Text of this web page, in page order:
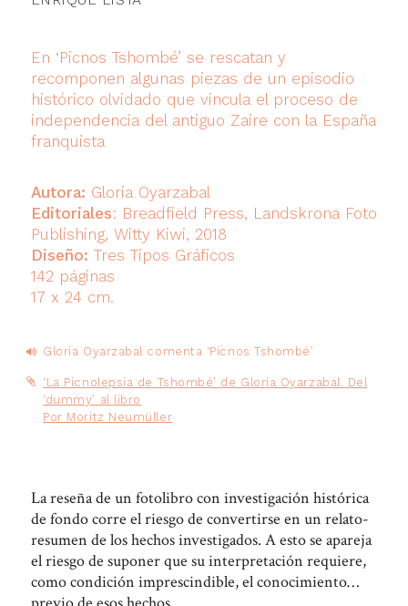
En ‘Picnos Tshombé’ se rescatan y
recomponen algunas piezas de un episodio
histórico olvidado que vincula el proceso de
independencia del antiguo Zaire con la España
franquista
Autora: Gloria Oyarzabal
Editoriales: Breadfield Press, Landskrona Foto
Publishing, Witty Kiwi, 2018
Diseño: Tres Tipos Gráficos
142 páginas
17 x 24 cm.
Audio
Gloria Oyarzabal comenta ‘Picnos Tshombé’
‘La Picnolepsia de Tshombé’ de Gloria Oyarzabal. Del
‘dummy’ al libro
Por Moritz Neumüller
La reseña de un fotolibro con investigación histórica
de fondo corre el riesgo de convertirse en un relato-
resumen de los hechos investigados. A esto se apareja
el riesgo de suponer que su interpretación requiere,
como condición imprescindible, el conocimiento